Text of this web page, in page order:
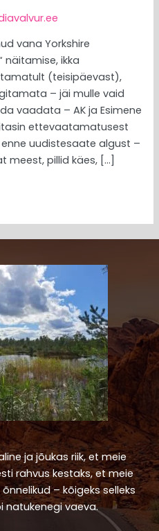
vana Yorkshire
näitamise, ikka
(teisipäevast),
– jäi mulle vaid
vaadata – AK ja Esimene
ettevaatamatusest
uudistesaate algust –
meest, pillid käes, […]
ja jõukas riik, et meie
rahvus kestaks, et meie
– kõigeks selleks
natukenegi vaeva.